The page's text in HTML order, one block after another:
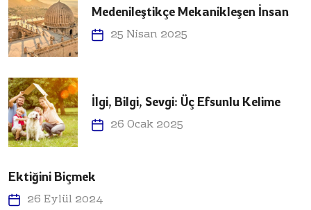
Medenileştikçe Mekanikleşen İnsan
25 Nisan 2025
İlgi, Bilgi, Sevgi: Üç Efsunlu Kelime
26 Ocak 2025
Ektiğini Biçmek
26 Eylül 2024